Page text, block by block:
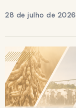
28 de julho de 2026